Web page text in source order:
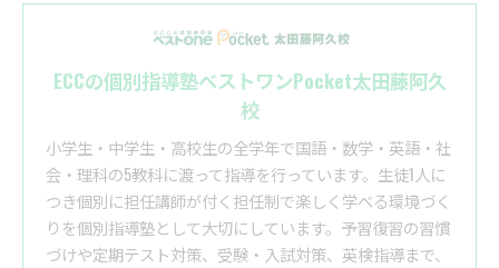
ECCの個別指導塾ベストワンPocket太田藤阿久
校
小学生・中学生・高校生の全学年で国語・数学・英語・社
会・理科の5教科に渡って指導を行っています。生徒1人に
つき個別に担任講師が付く担任制で楽しく学べる環境づく
りを個別指導塾として大切にしています。予習復習の習慣
づけや定期テスト対策、受験・入試対策、英検指導まで、